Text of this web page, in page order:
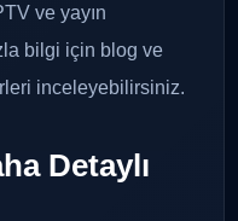
ve yayın
bilgi için blog ve
inceleyebilirsiniz.
Detaylı